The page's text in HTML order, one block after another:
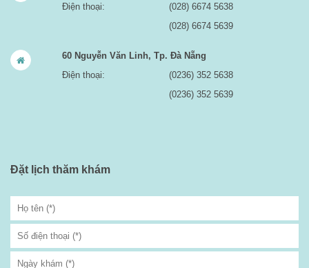
Điện thoại:
(028) 6674 5638
(028) 6674 5639
60 Nguyễn Văn Linh, Tp. Đà Nẵng
Điện thoại:
(0236) 352 5638
(0236) 352 5639
Đặt lịch thăm khám